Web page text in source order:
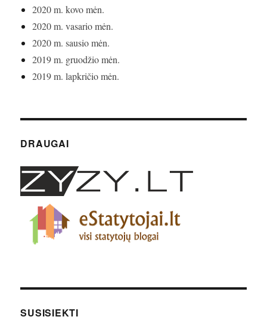
2020 m. kovo mėn.
2020 m. vasario mėn.
2020 m. sausio mėn.
2019 m. gruodžio mėn.
2019 m. lapkričio mėn.
DRAUGAI
SUSISIEKTI